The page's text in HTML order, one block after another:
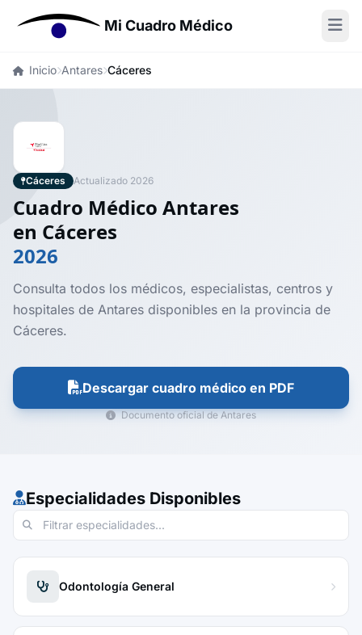
Mi Cuadro Médico
Inicio Antares Cáceres
Cáceres Actualizado 2026
Cuadro Médico Antares
en Cáceres
2026
Consulta todos los médicos, especialistas, centros y
hospitales de Antares disponibles en la provincia de
Cáceres.
Descargar cuadro médico en PDF
Documento oficial de Antares
Especialidades Disponibles
Odontología General